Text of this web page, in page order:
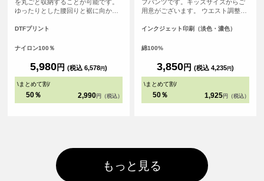
を丸ごと収納することが可能です。
ゆったりとした腰回りと裾に向かっ
で、動きやすさとスタイリッシュさ
れば、自分だけのデザインパンツと
DTFプリント
ナイロン100％
5,980円 (税込 6,578円)
\まとめて割/
50％ 2,990 円（税込）
フパンツです。キッズサイズからご
用意がございます。 ウエスト調整可
もなし）
インクジェット印刷（淡色・濃色）
綿100%
3,850円 (税込 4,235円)
\まとめて割/
50％ 1,925 円（税込）
もっと見る